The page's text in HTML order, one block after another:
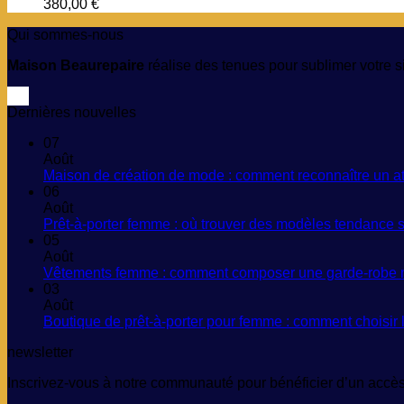
380,00 €
Qui sommes-nous
Maison Beaurepaire réalise des tenues pour sublimer votre
Dernières nouvelles
07
Août
Maison de création de mode : comment reconnaître un
06
Août
Prêt-à-porter femme : où trouver des modèles tendance
05
Août
Vêtements femme : comment composer une garde-
03
Août
Boutique de prêt-à-porter pour femme : comment
newsletter
Inscrivez-vous à notre communauté pour bénéficier d’un